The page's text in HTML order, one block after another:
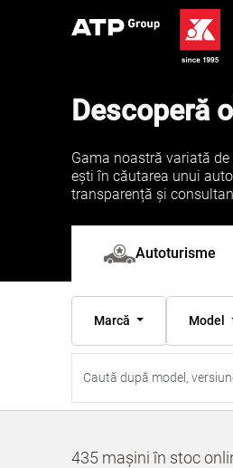
Descoperă
Gama noastră variată
ești în căutarea unui
transparență și
Autoturisme
Marcă Model
435 mașini în stoc